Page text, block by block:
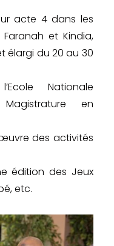
acte 4 dans les
Faranah et Kindia,
élargi du 20 au 30
Nationale
en
des activités
édition des Jeux
etc.